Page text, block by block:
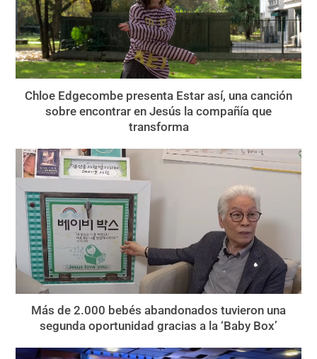
Chloe Edgecombe presenta Estar así, una canción
sobre encontrar en Jesús la compañía que
transforma
Más de 2.000 bebés abandonados tuvieron una
segunda oportunidad gracias a la ‘Baby Box’